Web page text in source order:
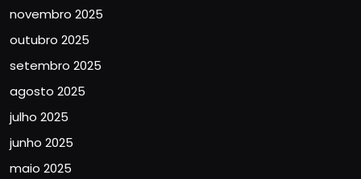
novembro 2025
outubro 2025
setembro 2025
agosto 2025
julho 2025
junho 2025
maio 2025